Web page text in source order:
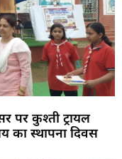
पर कुश्ती ट्रायल
का स्थापना दिवस